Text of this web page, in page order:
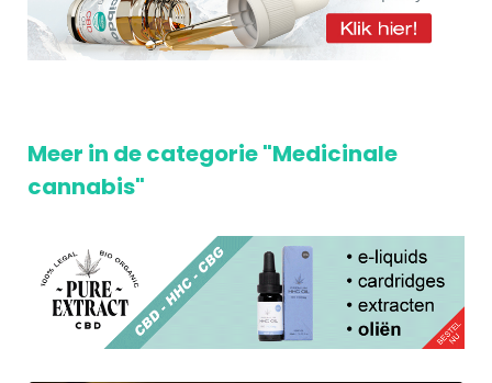
Meer in de categorie "Medicinale
cannabis"